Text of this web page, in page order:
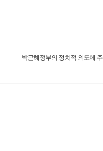
박근혜정부의 정치적 의도에 주